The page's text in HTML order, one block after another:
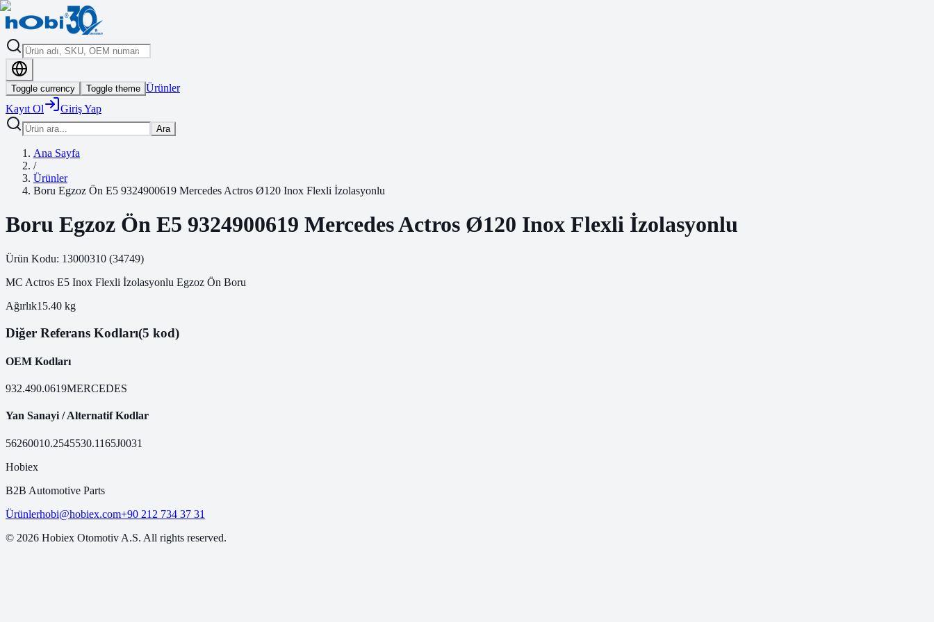
Toggle currency Toggle theme Ürünler
Kayıt Ol
Giriş Yap
Ara
Ana Sayfa
/
Ürünler
Boru Egzoz Ön E5 9324900619 Mercedes Actros Ø120 Inox Flexli İzolasyonlu
Boru Egzoz Ön E5 9324900619 Mercedes Actros Ø120 Inox Flexli İzolasyonlu
Ürün Kodu: 13000310 (34749)
MC Actros E5 Inox Flexli İzolasyonlu Egzoz Ön Boru
Ağırlık15.40 kg
Diğer Referans Kodları(5 kod)
OEM Kodları
932.490.0619MERCEDES
Yan Sanayi / Alternatif Kodlar
56260010.2545530.1165J0031
Hobiex
B2B Automotive Parts
Ürünlerhobi@hobiex.com+90 212 734 37 31
© 2026 Hobiex Otomotiv A.S. All rights reserved.